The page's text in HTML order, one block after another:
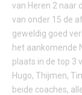
van Heren 2 naar
van onder 15 de
geweldig goed
het aankomende
plaats in de top 3
Hugo, Thijmen,
beide coaches,